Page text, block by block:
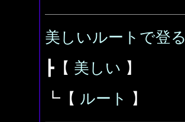
美しいルートで登る
┣【 美しい 】
┗【 ルート 】